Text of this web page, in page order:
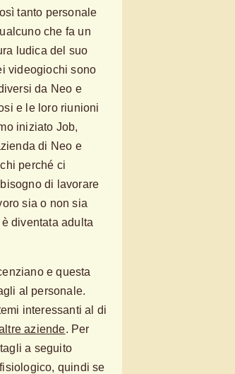
tanto personale
che fa un
ludica del suo
videogiochi sono
da Neo e
e le loro riunioni
iniziato Job,
di Neo e
perché ci
di lavorare
sia o non sia
diventata adulta
e questa
al personale.
interessanti al di
aziende. Per
a seguito
quindi se